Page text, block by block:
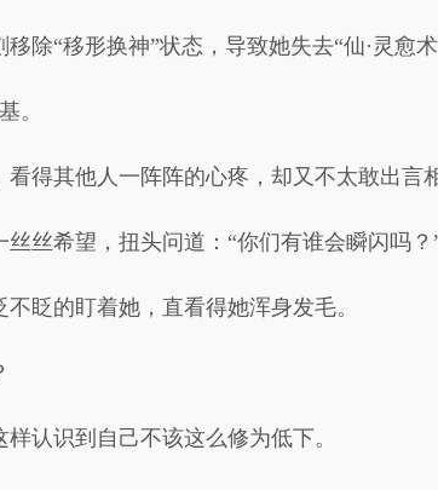
除“移形换神”状态，导致她失去“仙·灵愈
。
得其他人一阵阵的心疼，却又不太敢出言
丝希望，扭头问道：“你们有谁会瞬闪吗？
眨的盯着她，直看得她浑身发毛。
认识到自己不该这么修为低下。